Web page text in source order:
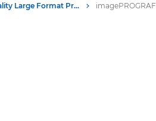
High-Quality Large Format Printers for CAD/GIS and Stunning Graphics